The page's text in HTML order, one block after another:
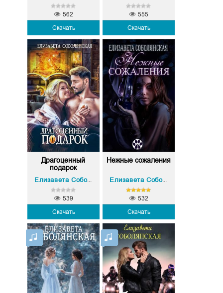
Скачать
562
Скачать
555
Драгоценный
подарок
Елизавета Соболянская
Скачать
539
Нежные сожаления
Елизавета Соболянская
Скачать
532